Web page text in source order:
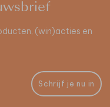
(win)acties en
Schrijf je nu in